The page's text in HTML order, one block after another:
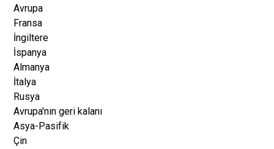
Avrupa
Fransa
İngiltere
İspanya
Almanya
İtalya
Rusya
Avrupa'nın geri kalanı
Asya-Pasifik
Çin